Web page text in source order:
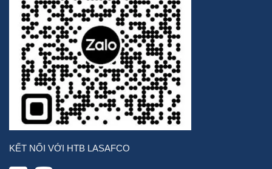
KẾT NỐI VỚI HTB LASAFCO